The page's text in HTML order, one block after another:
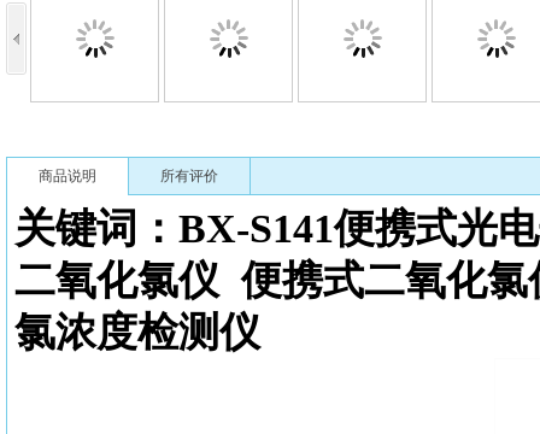
商品说明 所有评价
关键词：BX-S141便携式光
二氧化氯仪 便携式二氧化氯
氯浓度检测仪